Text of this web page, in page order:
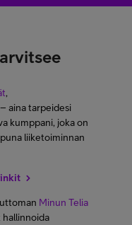
,
– aina tarpeidesi
kumppani, joka on
liiketoiminnan
Minun Telia
hallinnoida